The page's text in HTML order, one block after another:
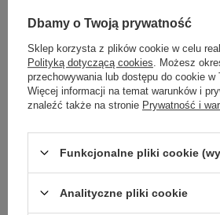
Brother TD-2130N Brother
Brother TD-4420DN Brother
Brother TD-4550DNWB Brother
Brother QL-700 Brother
Kupowane razem
Dbamy o Twoją prywatność
Sklep korzysta z plików cookie w celu
Polityką dotyczącą cookies . Możesz
przechowywania lub dostępu do cookie w
Więcej informacji na temat warunków i
znaleźć także na stronie Prywatność i
Funkcjonalne pliki cookie
Analityczne pliki cookie